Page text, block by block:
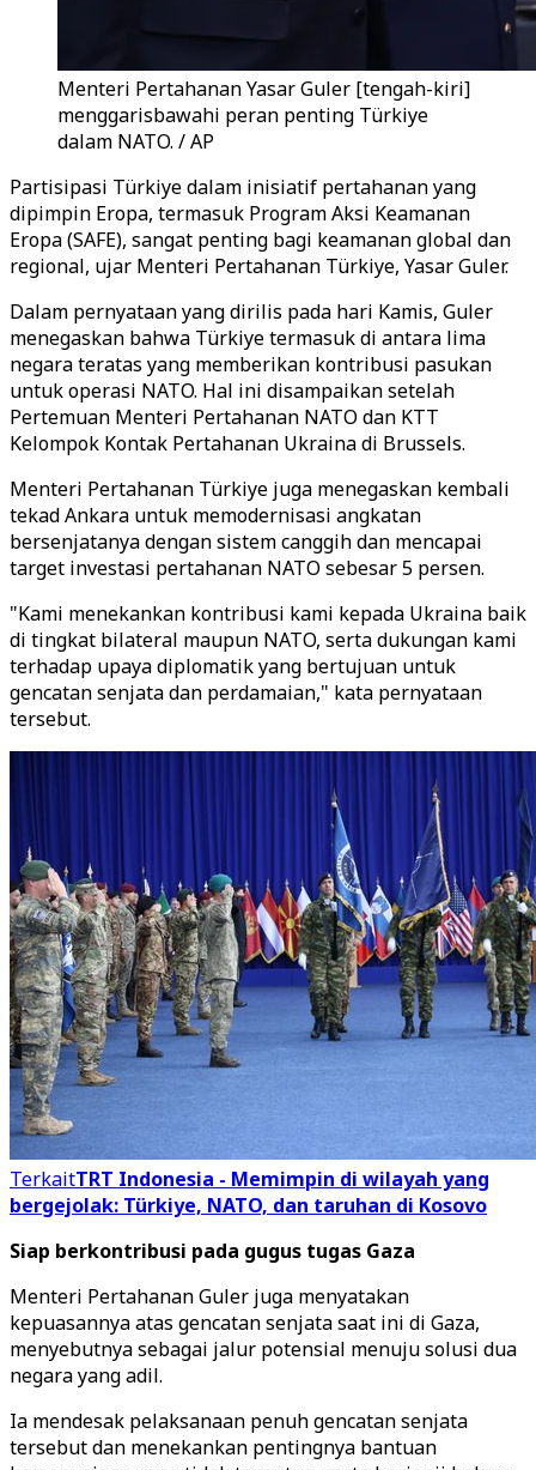
Menteri Pertahanan Yasar Guler [tengah-kiri]
menggarisbawahi peran penting Türkiye
dalam NATO. / AP
Partisipasi Türkiye dalam inisiatif pertahanan yang
dipimpin Eropa, termasuk Program Aksi Keamanan
Eropa (SAFE), sangat penting bagi keamanan global dan
regional, ujar Menteri Pertahanan Türkiye, Yasar Guler.
Dalam pernyataan yang dirilis pada hari Kamis, Guler
menegaskan bahwa Türkiye termasuk di antara lima
negara teratas yang memberikan kontribusi pasukan
untuk operasi NATO. Hal ini disampaikan setelah
Pertemuan Menteri Pertahanan NATO dan KTT
Kelompok Kontak Pertahanan Ukraina di Brussels.
Menteri Pertahanan Türkiye juga menegaskan kembali
tekad Ankara untuk memodernisasi angkatan
bersenjatanya dengan sistem canggih dan mencapai
target investasi pertahanan NATO sebesar 5 persen.
"Kami menekankan kontribusi kami kepada Ukraina baik
di tingkat bilateral maupun NATO, serta dukungan kami
terhadap upaya diplomatik yang bertujuan untuk
gencatan senjata dan perdamaian," kata pernyataan
tersebut.
TerkaitTRT Indonesia - Memimpin di wilayah yang
bergejolak: Türkiye, NATO, dan taruhan di Kosovo
Siap berkontribusi pada gugus tugas Gaza
Menteri Pertahanan Guler juga menyatakan
kepuasannya atas gencatan senjata saat ini di Gaza,
menyebutnya sebagai jalur potensial menuju solusi dua
negara yang adil.
Ia mendesak pelaksanaan penuh gencatan senjata
tersebut dan menekankan pentingnya bantuan